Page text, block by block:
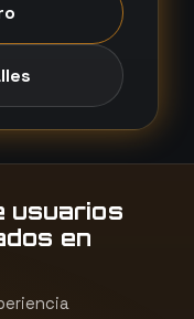
usuarios
en